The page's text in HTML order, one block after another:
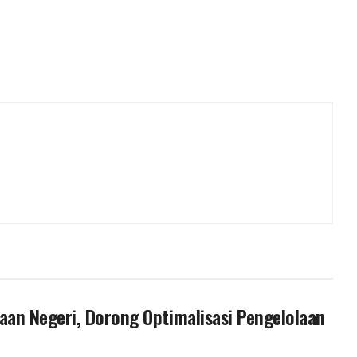
Negeri, Dorong Optimalisasi Pengelolaan